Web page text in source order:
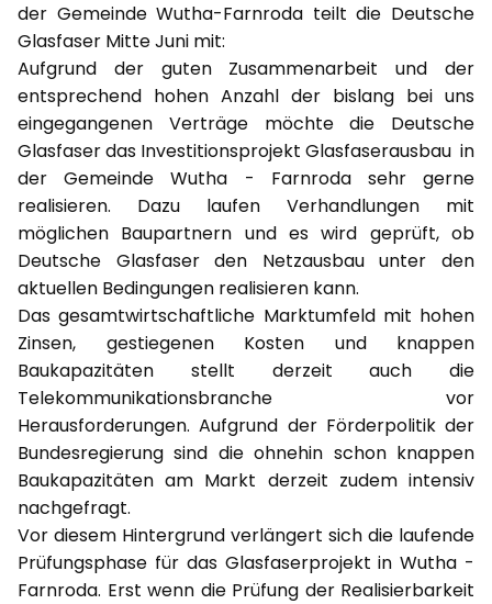
der Gemeinde Wutha-Farnroda teilt die Deutsche
Glasfaser Mitte Juni mit:
Aufgrund der guten Zusammenarbeit und der
entsprechend hohen Anzahl der bislang bei uns
eingegangenen Verträge möchte die Deutsche
Glasfaser das Investitionsprojekt Glasfaserausbau in
der Gemeinde Wutha - Farnroda sehr gerne
realisieren. Dazu laufen Verhandlungen mit
möglichen Baupartnern und es wird geprüft, ob
Deutsche Glasfaser den Netzausbau unter den
aktuellen Bedingungen realisieren kann.
Das gesamtwirtschaftliche Marktumfeld mit hohen
Zinsen, gestiegenen Kosten und knappen
Baukapazitäten stellt derzeit auch die
Telekommunikationsbranche vor
Herausforderungen. Aufgrund der Förderpolitik der
Bundesregierung sind die ohnehin schon knappen
Baukapazitäten am Markt derzeit zudem intensiv
nachgefragt.
Vor diesem Hintergrund verlängert sich die laufende
Prüfungsphase für das Glasfaserprojekt in Wutha -
Farnroda. Erst wenn die Prüfung der Realisierbarkeit